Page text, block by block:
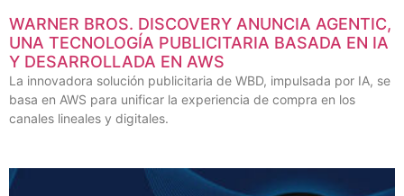
WARNER BROS. DISCOVERY ANUNCIA AGENTIC,
UNA TECNOLOGÍA PUBLICITARIA BASADA EN IA
Y DESARROLLADA EN AWS
La innovadora solución publicitaria de WBD, impulsada por IA, se
basa en AWS para unificar la experiencia de compra en los
canales lineales y digitales.